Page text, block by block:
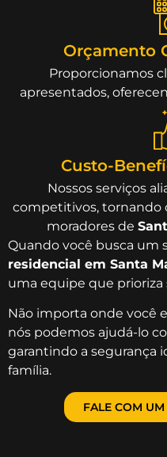
Orçamento
Proporcionamos
apresentados,
Custo-
Nossos serviços
competitivos, tornando
moradores de
Quando você busca um
residencial em Santa
uma equipe que prioriza
Não importa onde você
nós podemos ajudá-lo
garantindo a segurança
família.
FALE COM